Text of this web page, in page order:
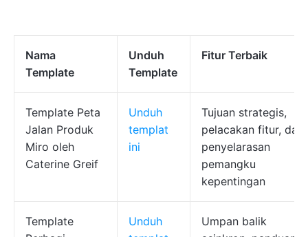
Nama
Template
Unduh
Template
Fitur Terbaik
Template Peta
Jalan Produk
Miro oleh
Caterine Greif
Unduh
templat
ini
Tujuan strategis,
pelacakan fitur, dan
penyelarasan
pemangku
kepentingan
Template
Unduh
Umpan balik